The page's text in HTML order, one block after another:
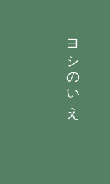
ヨシのいえ